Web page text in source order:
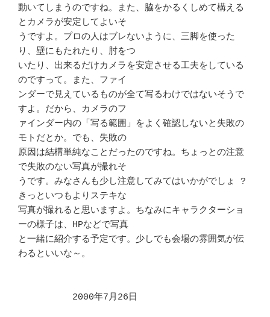
動いてしまうのですね。また、脇をかるくしめて構える
とカメラが安定してよいそ
うですよ。プロの人はブレないように、三脚を使った
り、壁にもたれたり、肘をつ
いたり、出来るだけカメラを安定させる工夫をしている
のですって。また、ファイ
ンダーで見えているものが全て写るわけではないそうで
すよ。だから、カメラのフ
ァインダー内の「写る範囲」をよく確認しないと失敗の
モトだとか。でも、失敗の
原因は結構単純なことだったのですね。ちょっとの注意
で失敗のない写真が撮れそ
うです。みなさんも少し注意してみてはいかがでしょ ?
きっといつもよりステキな
写真が撮れると思いますよ。ちなみにキャラクターショ
ーの様子は、HPなどで写真
と一緒に紹介する予定です。少しでも会場の雰囲気が伝
わるといいな～。
2000年7月26日